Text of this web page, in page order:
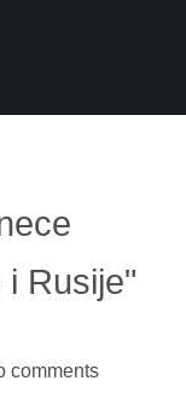
i Rusije"
comments